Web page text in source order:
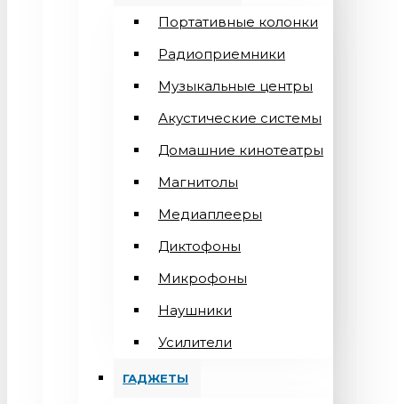
Портативные колонки
Радиоприемники
Музыкальные центры
Акустические системы
Домашние кинотеатры
Магнитолы
Медиаплееры
Диктофоны
Микрофоны
Наушники
Усилители
ГАДЖЕТЫ